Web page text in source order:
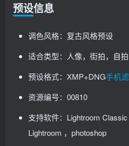
预设信息
调色风格：复古风格预设
适合类型：人像，街拍，自
预设格式：XMP+DNG手机
资源编号：00810
支持软件：Lightroom
Lightroom ，photoshop